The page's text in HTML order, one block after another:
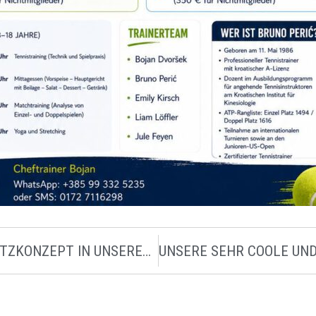
JUGENDSCHUTZKONZEPT IN UNSEREM VEREIN